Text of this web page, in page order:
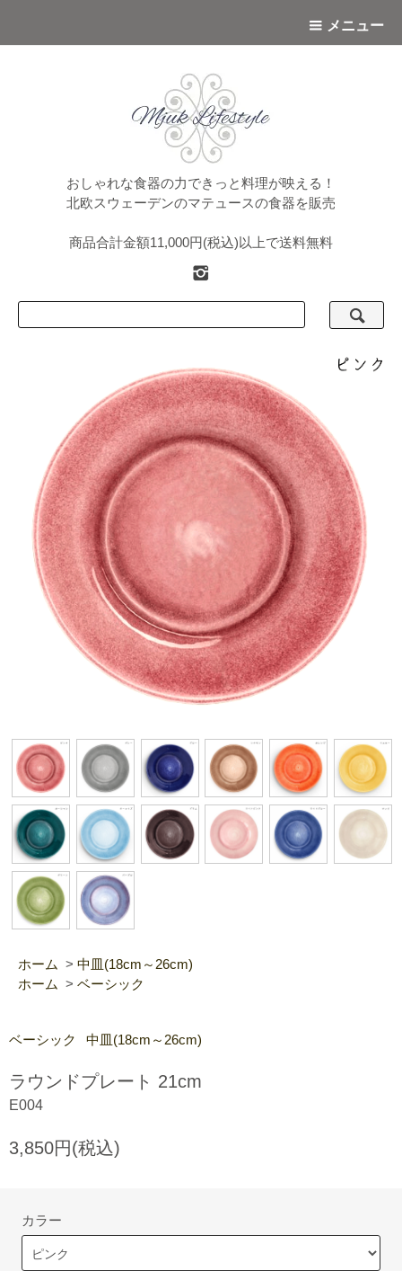
メニュー
おしゃれな食器の力できっと料理が映える！
北欧スウェーデンのマテュースの食器を販売
商品合計金額11,000円(税込)以上で送料無料
ホーム > 中皿(18cm～26cm)
ホーム > ベーシック
ベーシック 中皿(18cm～26cm)
ラウンドプレート 21cm
E004
3,850円(税込)
カラー